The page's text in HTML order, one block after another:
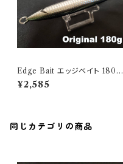
Edge Bait エッジベイト 180 A
uthentic Bait
¥2,585
同じカテゴリの商品